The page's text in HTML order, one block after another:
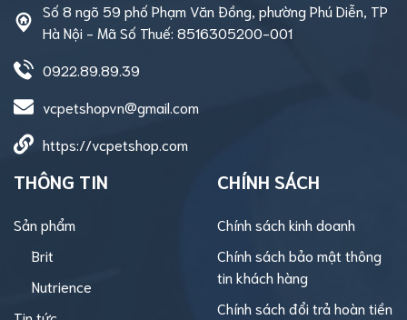
Số 8 ngõ 59 phố Phạm Văn Đồng, phường Phú Diễn, TP
Hà Nội - Mã Số Thuế: 8516305200-001
0922.89.89.39
vcpetshopvn@gmail.com
https://vcpetshop.com
THÔNG TIN
Sản phẩm
Brit
Nutrience
CHÍNH SÁCH
Chính sách kinh doanh
Chính sách bảo mật thông
tin khách hàng
Chính sách đổi trả hoàn tiền